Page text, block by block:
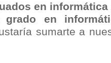
en
en
sumarte a